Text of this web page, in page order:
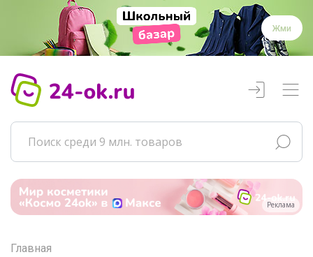
Жми
Реклама
Главная